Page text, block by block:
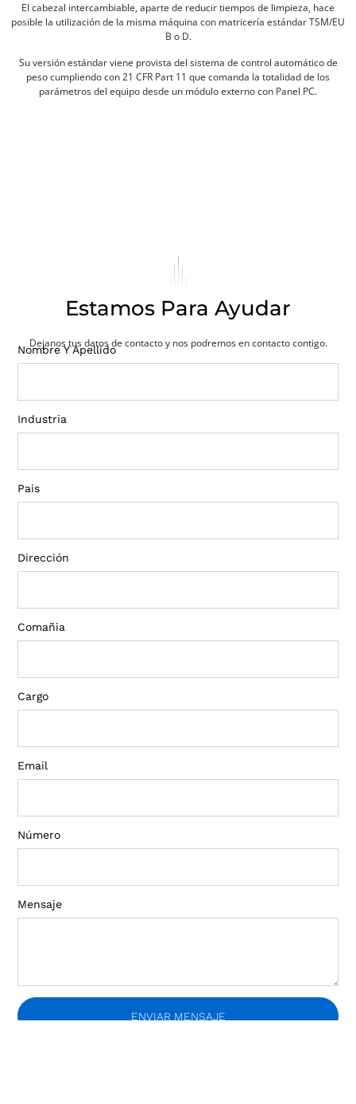
El cabezal intercambiable, aparte de reducir tiempos de limpieza, hace
posible la utilización de la misma máquina con matricería estándar TSM/EU
B o D.
Su versión estándar viene provista del sistema de control automático de
peso cumpliendo con 21 CFR Part 11 que comanda la totalidad de los
parámetros del equipo desde un módulo externo con Panel PC.
Estamos Para Ayudar
Dejanos tus datos de contacto y nos podremos en contacto contigo.
Nombre Y Apellido
Industria
Pais
Dirección
Comañia
Cargo
Email
Número
Mensaje
ENVIAR MENSAJE